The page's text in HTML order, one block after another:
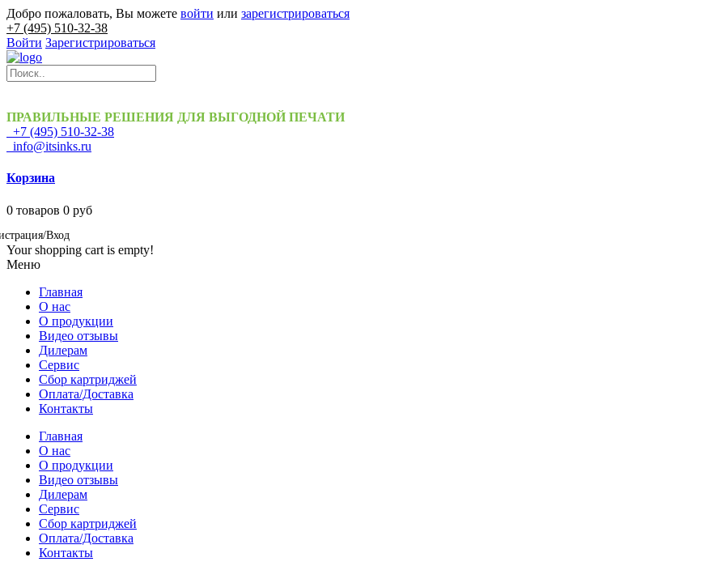
Добро пожаловать, Вы можете войти или зарегистрироваться
+7 (495) 510-32-38
Войти Зарегистрироваться
ПРАВИЛЬНЫЕ РЕШЕНИЯ ДЛЯ ВЫГОДНОЙ ПЕЧАТИ
+7 (495) 510-32-38
info@itsinks.ru
Корзина
0 товаров 0 руб
Вход
Your shopping cart is empty!
Меню
Главная
О нас
О продукции
Видео отзывы
Дилерам
Сервис
Сбор картриджей
Оплата/Доставка
Контакты
Главная
О нас
О продукции
Видео отзывы
Дилерам
Сервис
Сбор картриджей
Оплата/Доставка
Контакты